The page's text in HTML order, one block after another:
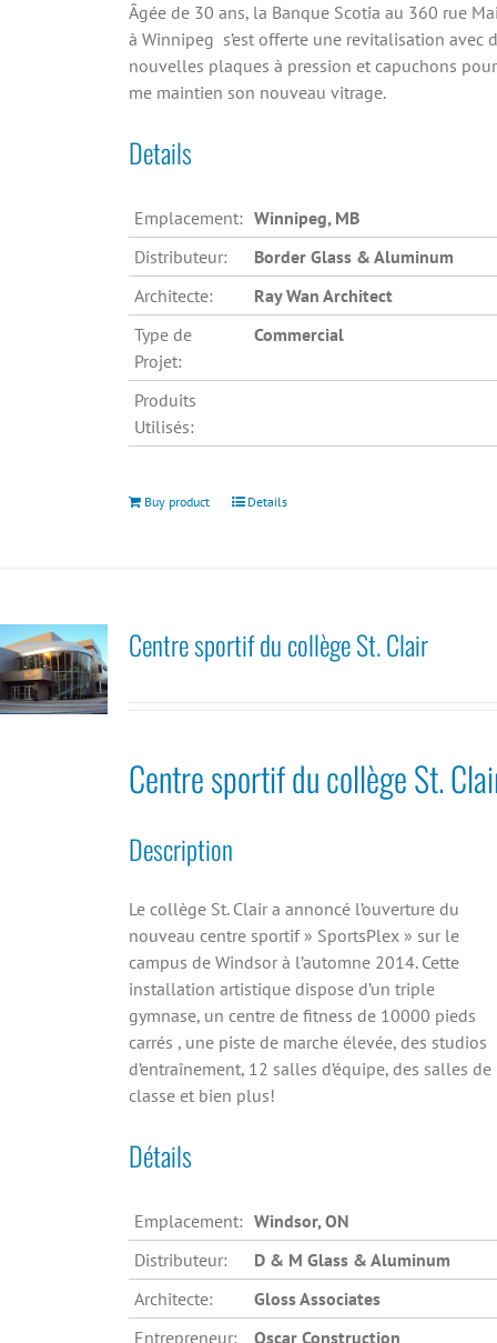
Âgée de 30 ans, la Banque Scotia au 360 rue
à Winnipeg s’est offerte une revitalisation avec
nouvelles plaques à pression et capuchons pour
me maintien son nouveau vitrage.
Details
Emplacement: Winnipeg, MB
Distributeur:
Border Glass & Aluminum
Architecte:
Ray Wan Architect
Type de
Projet:
Commercial
Produits
Utilisés:
Buy product Details
Centre sportif du collège St. Clair
Centre sportif du collège St.
Description
Le collège St. Clair a annoncé l’ouverture du
nouveau centre sportif » SportsPlex » sur le
campus de Windsor à l’automne 2014. Cette
installation artistique dispose d’un triple
gymnase, un centre de fitness de 10000 pieds
carrés , une piste de marche élevée, des studios
d’entraînement, 12 salles d’équipe, des salles de
classe et bien plus!
Détails
Emplacement: Windsor, ON
Distributeur:
D & M Glass & Aluminum
Architecte:
Gloss Associates
Entrepreneur:
Oscar Construction